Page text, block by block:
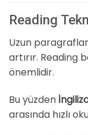
Reading
Uzun
artırır. Reading
önemlidir.
Bu yüzden
arasında hızlı